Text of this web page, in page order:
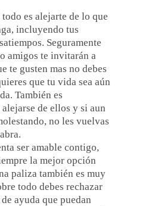
es alejarte de lo que
incluyendo tus
Seguramente
amigos te invitarán a
te gusten mas no debes
que tu vida sea aún
También es
de ellos y si aun
no les vuelvas
ser amable contigo,
la mejor opción
paliza también es muy
todo debes rechazar
ayuda que puedan